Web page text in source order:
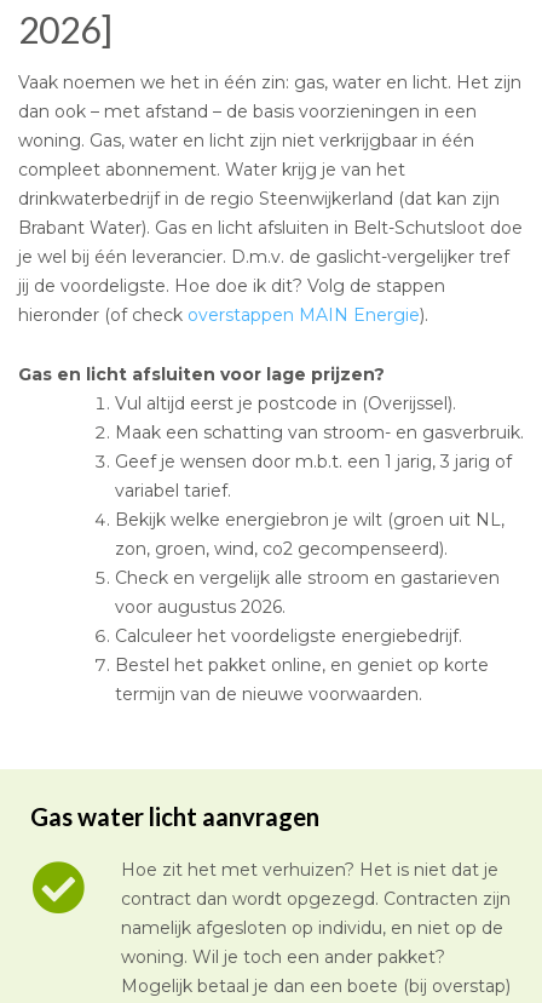
2026]
Vaak noemen we het in één zin: gas, water en licht. Het zijn
dan ook – met afstand – de basis voorzieningen in een
woning. Gas, water en licht zijn niet verkrijgbaar in één
compleet abonnement. Water krijg je van het
drinkwaterbedrijf in de regio Steenwijkerland (dat kan zijn
Brabant Water). Gas en licht afsluiten in Belt-Schutsloot doe
je wel bij één leverancier. D.m.v. de gaslicht-vergelijker tref
jij de voordeligste. Hoe doe ik dit? Volg de stappen
hieronder (of check overstappen MAIN Energie).
Gas en licht afsluiten voor lage prijzen?
Vul altijd eerst je postcode in (Overijssel).
Maak een schatting van stroom- en gasverbruik.
Geef je wensen door m.b.t. een 1 jarig, 3 jarig of
variabel tarief.
Bekijk welke energiebron je wilt (groen uit NL,
zon, groen, wind, co2 gecompenseerd).
Check en vergelijk alle stroom en gastarieven
voor augustus 2026.
Calculeer het voordeligste energiebedrijf.
Bestel het pakket online, en geniet op korte
termijn van de nieuwe voorwaarden.
Gas water licht aanvragen
Hoe zit het met verhuizen? Het is niet dat je
contract dan wordt opgezegd. Contracten zijn
namelijk afgesloten op individu, en niet op de
woning. Wil je toch een ander pakket?
Mogelijk betaal je dan een boete (bij overstap)